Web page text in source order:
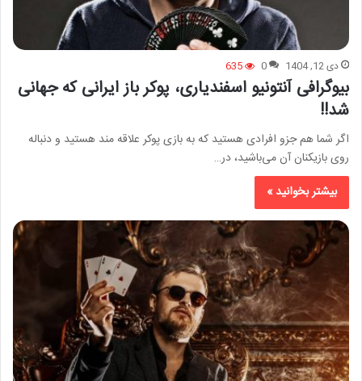
دی 12, 1404 0
635
بیوگرافی آنتونیو اسفندیاری، پوکر باز ایرانی که جهانی
شد!!
اگر شما هم جزو افرادی هستید که به بازی پوکر علاقه مند هستید و دنباله
روی بازیکنان آن می‌باشید، در…
بیشتر بخوانید »